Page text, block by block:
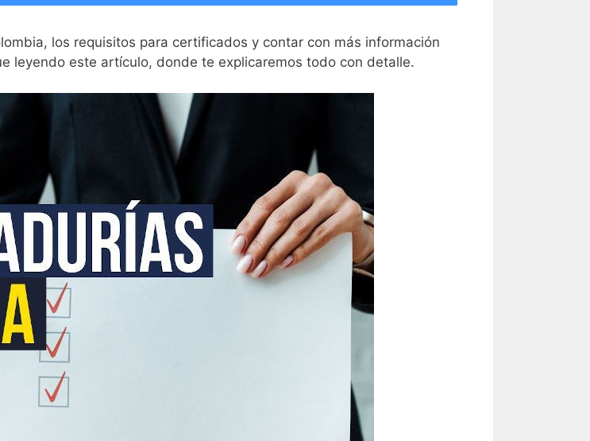
los requisitos para certificados y contar con más información
leyendo este artículo, donde te explicaremos todo con detalle.